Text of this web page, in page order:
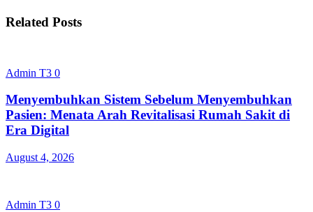
Related Posts
Admin T3 0
Menyembuhkan Sistem Sebelum Menyembuhkan
Pasien: Menata Arah Revitalisasi Rumah Sakit di
Era Digital
August 4, 2026
Admin T3 0